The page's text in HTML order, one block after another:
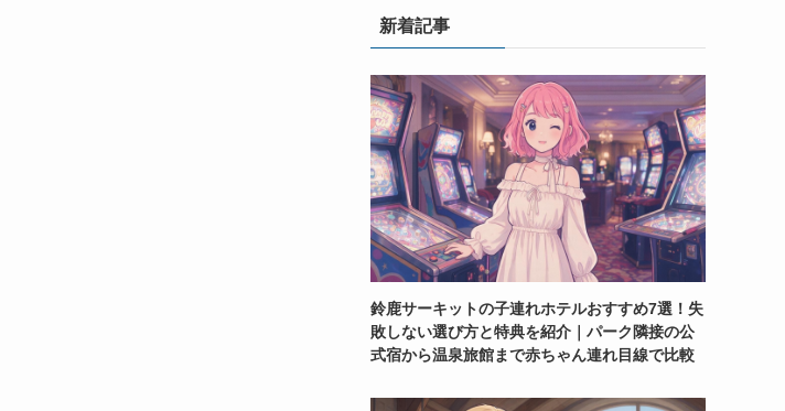
新着記事
鈴鹿サーキットの子連れホテルおすすめ7選！失
敗しない選び方と特典を紹介｜パーク隣接の公
式宿から温泉旅館まで赤ちゃん連れ目線で比較